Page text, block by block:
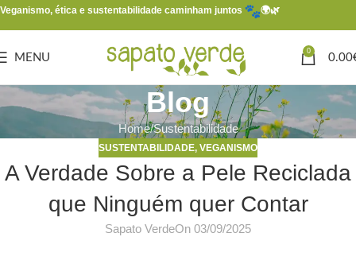
Veganismo, ética e sustentabilidade caminham juntos 🌍🌿
MENU
0
0.00
Blog
Home Sustentabilidade
SUSTENTABILIDADE, VEGANISMO
A Verdade Sobre a Pele Reciclada
que Ninguém quer Contar
Sapato VerdeOn 03/09/2025